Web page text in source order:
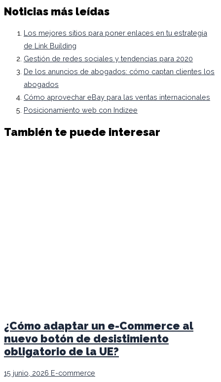
Noticias más leídas
Los mejores sitios para poner enlaces en tu estrategia
de Link Building
Gestión de redes sociales y tendencias para 2020
De los anuncios de abogados: cómo captan clientes los
abogados
Cómo aprovechar eBay para las ventas internacionales
Posicionamiento web con Indizee
También te puede interesar
¿Cómo adaptar un e-Commerce al
nuevo botón de desistimiento
obligatorio de la UE?
15 junio, 2026 E-commerce